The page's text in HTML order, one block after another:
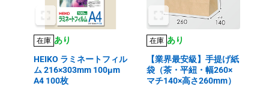
在庫 あり
HEIKO ラミネートフィル
ム 216×303mm 100μm
A4 100枚
在庫 あり
【業界最安級】手提げ紙
袋（茶・平紐・幅260×
マチ140×高さ260mm）